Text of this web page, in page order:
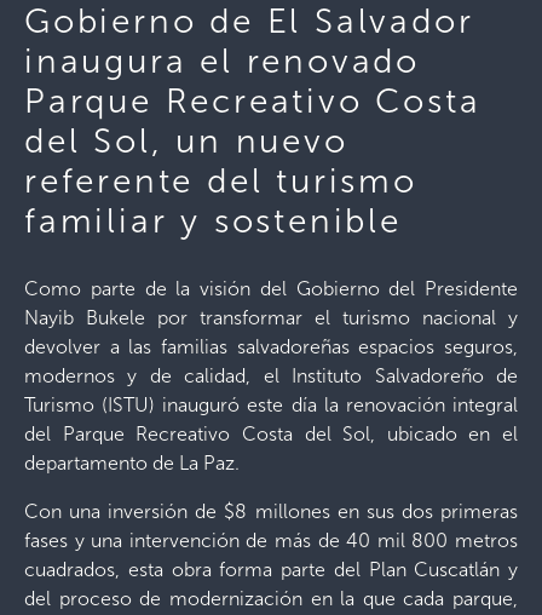
Gobierno de El Salvador
inaugura el renovado
Parque Recreativo Costa
del Sol, un nuevo
referente del turismo
familiar y sostenible
Como parte de la visión del Gobierno del Presidente
Nayib Bukele por transformar el turismo nacional y
devolver a las familias salvadoreñas espacios seguros,
modernos y de calidad, el Instituto Salvadoreño de
Turismo (ISTU) inauguró este día la renovación integral
del Parque Recreativo Costa del Sol, ubicado en el
departamento de La Paz.
Con una inversión de $8 millones en sus dos primeras
fases y una intervención de más de 40 mil 800 metros
cuadrados, esta obra forma parte del Plan Cuscatlán y
del proceso de modernización en la que cada parque,